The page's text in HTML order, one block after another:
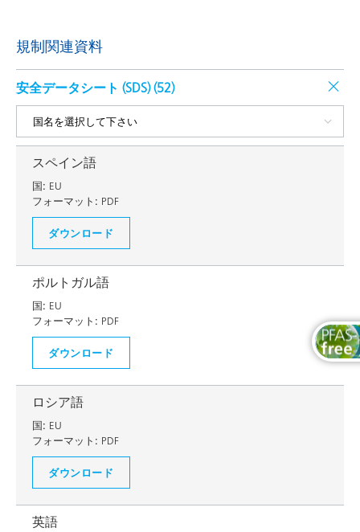
規制関連資料
安全データシート (SDS) (52)
スペイン語
国: EU
フォーマット: PDF
ダウンロード
ポルトガル語
国: EU
フォーマット: PDF
ダウンロード
ロシア語
国: EU
フォーマット: PDF
ダウンロード
英語